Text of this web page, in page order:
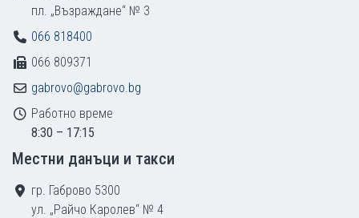
пл. „Възраждане“ № 3
066 818400
066 809371
gabrovo@gabrovo.bg
Работно време
8:30 – 17:15
Местни данъци и такси
гр. Габрово 5300
ул. „Райчо Каролев“ № 4